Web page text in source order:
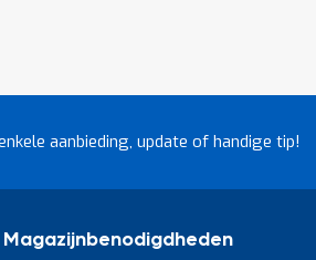
aanbieding, update of handige tip!
Magazijnbenodigdheden